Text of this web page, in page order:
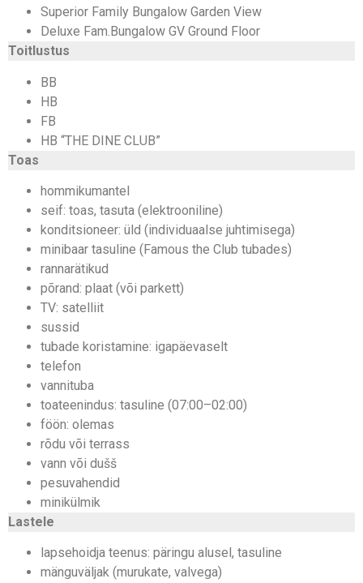
Superior Family Bungalow Garden View
Deluxe Fam.Bungalow GV Ground Floor
Toitlustus
BB
HB
FB
HB “THE DINE CLUB”
Toas
hommikumantel
seif: toas, tasuta (elektrooniline)
konditsioneer: üld (individuaalse juhtimisega)
minibaar tasuline (Famous the Club tubades)
rannarätikud
põrand: plaat (või parkett)
TV: satelliit
sussid
tubade koristamine: igapäevaselt
telefon
vannituba
toateenindus: tasuline (07:00–02:00)
föön: olemas
rõdu või terrass
vann või dušš
pesuvahendid
minikülmik
Lastele
lapsehoidja teenus: päringu alusel, tasuline
mänguväljak (murukate, valvega)